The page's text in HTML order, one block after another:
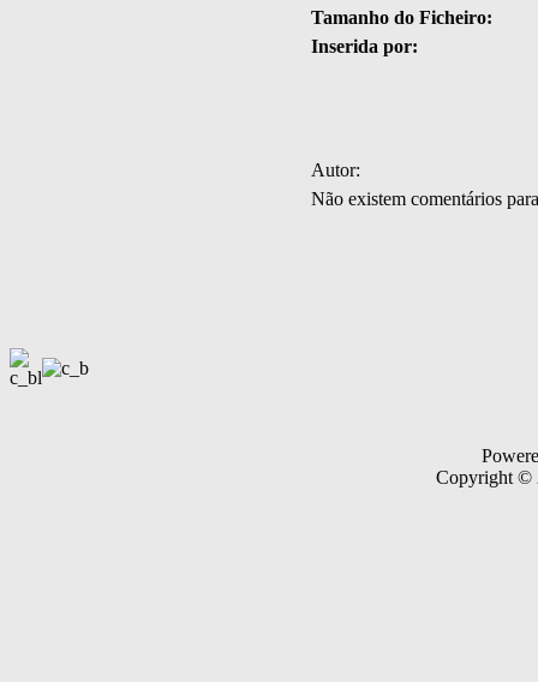
Tamanho do Ficheiro:
Inserida por:
Autor:
Não existem comentários
Copyright ©